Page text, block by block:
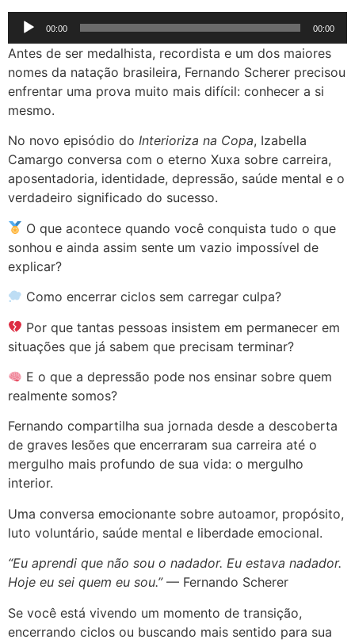
Tocador
de
áudio
00:00 00:00
Antes de ser medalhista, recordista e um dos maiores
nomes da natação brasileira, Fernando Scherer precisou
enfrentar uma prova muito mais difícil: conhecer a si
mesmo.
No novo episódio do Interioriza na Copa, Izabella
Camargo conversa com o eterno Xuxa sobre carreira,
aposentadoria, identidade, depressão, saúde mental e o
verdadeiro significado do sucesso.
O que acontece quando você conquista tudo o que
sonhou e ainda assim sente um vazio impossível de
explicar?
Como encerrar ciclos sem carregar culpa?
Por que tantas pessoas insistem em permanecer em
situações que já sabem que precisam terminar?
E o que a depressão pode nos ensinar sobre quem
realmente somos?
Fernando compartilha sua jornada desde a descoberta
de graves lesões que encerraram sua carreira até o
mergulho mais profundo de sua vida: o mergulho
interior.
Uma conversa emocionante sobre autoamor, propósito,
luto voluntário, saúde mental e liberdade emocional.
“Eu aprendi que não sou o nadador. Eu estava nadador.
Hoje eu sei quem eu sou.”— Fernando Scherer
Se você está vivendo um momento de transição,
encerrando ciclos ou buscando mais sentido para sua